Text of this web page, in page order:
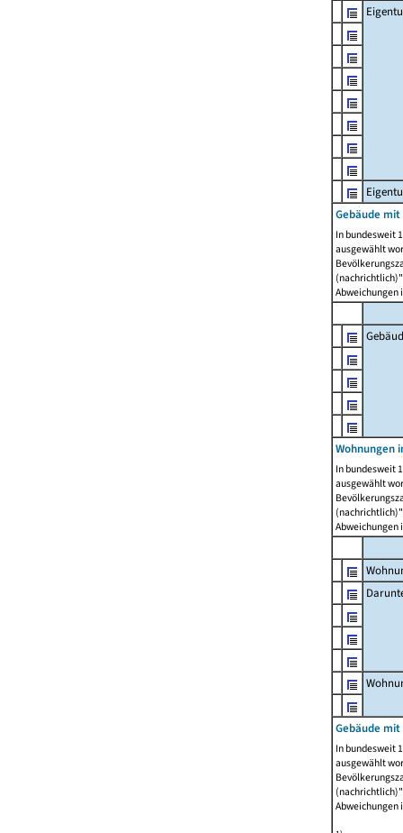
Gebäude
In bundesweit
ausgewählt
Abweichungen
Wohnungen
In bundesweit
ausgewählt
Abweichungen
Gebäude
In bundesweit
ausgewählt
Abweichungen